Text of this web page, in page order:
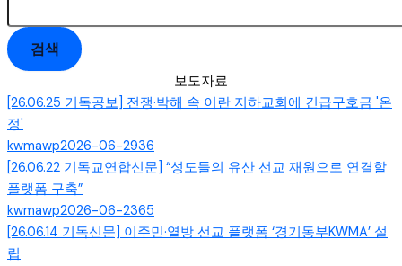
검색
보도자료
[26.06.25 기독공보] 전쟁·박해 속 이란 지하교회에 긴급구호금 '온
정'
kwmawp2026-06-2936
[26.06.22 기독교연합신문] “성도들의 유산 선교 재원으로 연결할
플랫폼 구축”
kwmawp2026-06-2365
[26.06.14 기독신문] 이주민·열방 선교 플랫폼 ‘경기동부KWMA’ 설
립